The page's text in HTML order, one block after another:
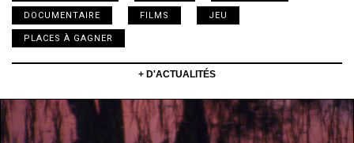
DOCUMENTAIRE FILMS JEU
PLACES À GAGNER
+ D'ACTUALITÉS